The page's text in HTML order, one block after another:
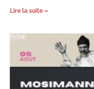
Lire la suite »